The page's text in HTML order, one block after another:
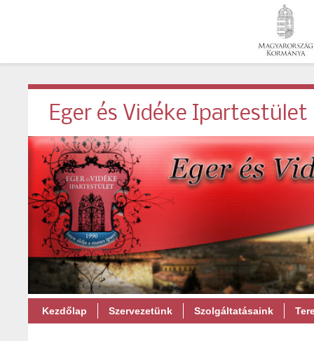
Eger és Vidéke Ipartestület
Kezdőlap Szervezetünk Szolgáltatásaink